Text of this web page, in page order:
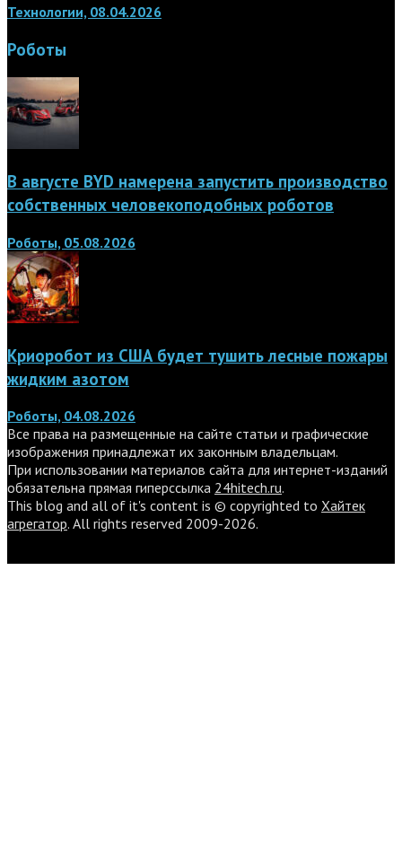
Технологии, 08.04.2026
Роботы
В августе BYD намерена запустить производство
собственных человекоподобных роботов
Роботы, 05.08.2026
Криоробот из США будет тушить лесные пожары
жидким азотом
Роботы, 04.08.2026
Все права на размещенные на сайте статьи и графические
изображения принадлежат их законным владельцам.
При использовании материалов сайта для интернет-изданий
обязательна прямая гиперссылка 24hitech.ru.
This blog and all of it's content is © copyrighted to Хайтек
агрегатор. All rights reserved 2009-2026.